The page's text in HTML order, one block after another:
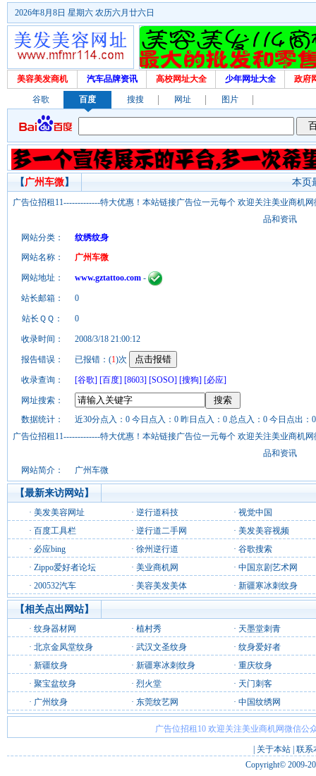
2026年8月8日 星期六 农历六月廿六日
美容美发商机 汽车品牌资讯 高校网址大全 少年网址大全 政府
谷歌 百度 搜搜 网址 图片
本页
【 广州车微】
广告位招租11-------------特大优惠！本站链接广告位一元每个 欢迎关注美业商机
品和资讯
网站分类：
纹绣纹身
网站名称：
广州车微
网站地址： www.gztattoo.com -
站长邮箱： 0
站长ＱＱ： 0
收录时间： 2008/3/18 21:00:12
报告错误： 已报错：(1)次
收录查询： [谷歌] [百度] [8603] [SOSO] [搜狗] [必应]
网址搜索：
数据统计：
近30分点入：0 今日点入：0 昨日点入：0 总点入：0 今日点出：
广告位招租11-------------特大优惠！本站链接广告位一元每个 欢迎关注美业商机
品和资讯
网站简介：
广州车微
【最新来访网站】
· 美发美容网址 · 逆行道科技 · 视觉中国
· 百度工具栏 · 逆行道二手网 · 美发美容视频
· 必应bing · 徐州逆行道 · 谷歌搜索
· Zippo爱好者论坛 · 美业商机网 · 中国京剧艺术网
· 200532汽车 · 美容美发美体 · 新疆寒冰刺纹身
【相关点出网站】
· 纹身器材网 · 植村秀 · 天墨堂刺青
· 北京金凤堂纹身 · 武汉文圣纹身 · 纹身爱好者
· 新疆纹身 · 新疆寒冰刺纹身 · 重庆纹身
· 聚宝盆纹身 · 烈火堂 · 天门刺客
· 广州纹身 · 东莞纹艺网 · 中国纹绣网
广告位招租10 欢迎关注美业商机网微信公
关于本站 联系
Copyright© 2009-